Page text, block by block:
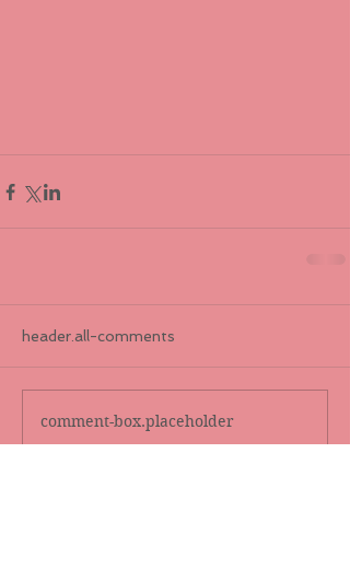
header.all-comments
comment-box.placeholder